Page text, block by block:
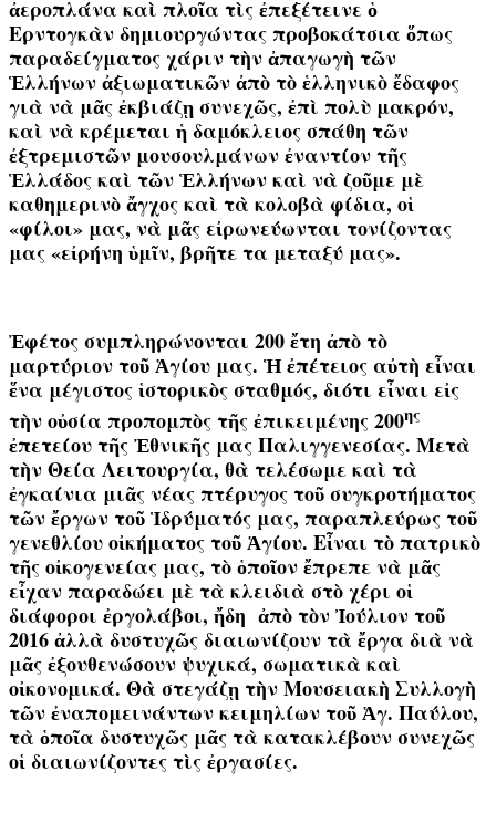
ἀεροπλάνα καὶ πλοῖα τὶς ἐπεξέτεινε ὁ
Ερντογκὰν δημιουργώντας προβοκάτσια ὅπως
παραδείγματος χάριν τὴν ἀπαγωγὴ τῶν
Ἑλλήνων ἀξιωματικῶν ἀπὸ τὸ ἑλληνικὸ ἔδαφος
γιὰ νὰ μᾶς ἐκβιάζῃ συνεχῶς, ἐπὶ πολὺ μακρόν,
καὶ νὰ κρέμεται ἡ δαμόκλειος σπάθη τῶν
ἐξτρεμιστῶν μουσουλμάνων ἐναντίον τῆς
Ἑλλάδος καὶ τῶν Ἑλλήνων καὶ νὰ ζοῦμε μὲ
καθημερινὸ ἄγχος καὶ τὰ κολοβὰ φίδια, οἱ
«φίλοι» μας, νὰ μᾶς εἰρωνεύωνται τονίζοντας
μας «εἰρήνη ὑμῖν, βρῆτε τα μεταξύ μας».
Ἐφέτος συμπληρώνονται 200 ἔτη ἀπὸ τὸ
μαρτύριον τοῦ Ἁγίου μας. Ἡ ἐπέτειος αὐτὴ εἶναι
ἕνα μέγιστος ἱστορικὸς σταθμός, διότι εἶναι εἰς
τὴν οὐσία προπομπὸς τῆς ἐπικειμένης 200ης
ἐπετείου τῆς Ἐθνικῆς μας Παλιγγενεσίας. Μετὰ
τὴν Θεία Λειτουργία, θὰ τελέσωμε καὶ τὰ
ἐγκαίνια μιᾶς νέας πτέρυγος τοῦ συγκροτήματος
τῶν ἔργων τοῦ Ἱδρύματός μας, παραπλεύρως τοῦ
γενεθλίου οἰκήματος τοῦ Ἁγίου. Εἶναι τὸ πατρικὸ
τῆς οἰκογενείας μας, τὸ ὁποῖον ἔπρεπε νὰ μᾶς
εἶχαν παραδώει μὲ τὰ κλειδιὰ στὸ χέρι οἱ
διάφοροι ἐργολάβοι, ἤδη ἀπὸ τὸν Ἰούλιον τοῦ
2016 ἀλλὰ δυστυχῶςδιαιωνίζουν τὰ ἔργα διὰ νὰ
μᾶς ἐξουθενώσουν ψυχικά, σωματικὰ καὶ
οἰκονομικά. Θὰ στεγάζῃτὴν Μουσειακὴ Συλλογὴ
τῶν ἐναπομεινάντων κειμηλίων τοῦ Ἁγ. Παύλου,
τὰ ὁποῖα δυστυχῶς μᾶς τὰ κατακλέβουν συνεχῶς
οἱ διαιωνίζοντες τὶς ἐργασίες.